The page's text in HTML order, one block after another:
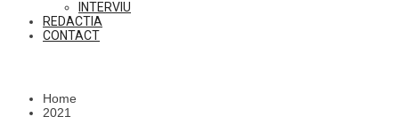
INTERVIU
REDACTIA
CONTACT
Home
2021